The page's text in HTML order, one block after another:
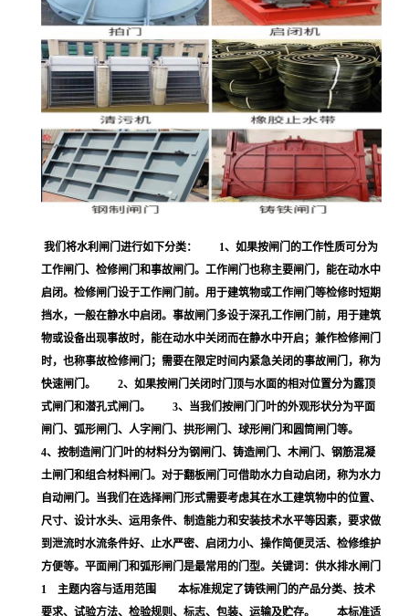
我们将水利闸门进行如下分类： 1、如果按闸门的工作性质可分为
工作闸门、检修闸门和事故闸门。工作闸门也称主要闸门，能在动水中
启闭。检修闸门设于工作闸门前。用于建筑物或工作闸门等检修时短期
挡水，一般在静水中启闭。事故闸门多设于深孔工作闸门前，用于建筑
物或设备出现事故时，能在动水中关闭而在静水中开启；兼作检修闸门
时，也称事故检修闸门；需要在限定时间内紧急关闭的事故闸门，称为
快速闸门。 2、如果按闸门关闭时门顶与水面的相对位置分为露顶
式闸门和潜孔式闸门。 3、当我们按闸门门叶的外观形状分为平面
闸门、弧形闸门、人字闸门、拱形闸门、球形闸门和圆筒闸门等。
4、按制造闸门门叶的材料分为钢闸门、铸造闸门、木闸门、钢筋混凝
土闸门和组合材料闸门。对于翻板闸门可借助水力自动启闭，称为水力
自动闸门。当我们在选择闸门形式需要考虑其在水工建筑物中的位置、
尺寸、设计水头、运用条件、制造能力和安装技术水平等因素，要求做
到泄流时水流条件好、止水严密、启闭力小、操作简便灵活、检修维护
方便等。平面闸门和弧形闸门是最常用的门型。关键词：供水排水闸门
1 主题内容与适用范围 本标准规定了铸铁闸门的产品分类、技术
要求、试验方法、检验规则、标志、包装、运输及贮存。 本标准适